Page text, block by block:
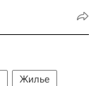
Жилье